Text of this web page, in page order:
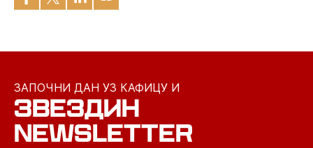
ЗАПОЧНИ ДАН УЗ КАФИЦУ И
ЗВЕЗДИН
NEWSLETTER